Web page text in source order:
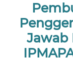
Jawab
UTAMA
NUSANTARA